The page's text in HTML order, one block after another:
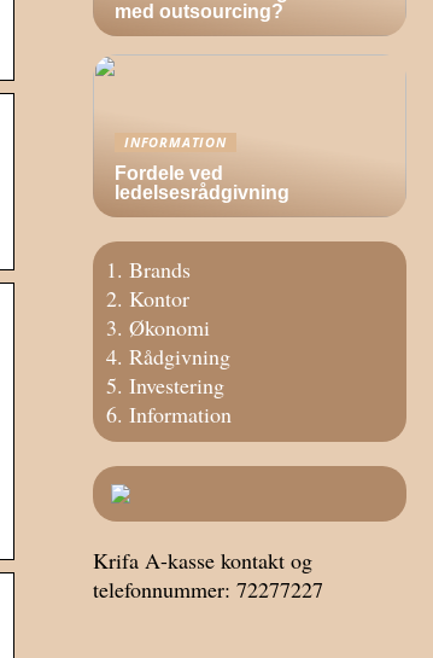
med outsourcing?
INFORMATION
Fordele ved
ledelsesrådgivning
Brands
Kontor
Økonomi
Rådgivning
Investering
Information
Krifa A-kasse kontakt og
telefonnummer: 72277227